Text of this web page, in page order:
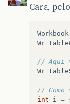
Cara,
Workbook
// Aqui
// Como
int
i =